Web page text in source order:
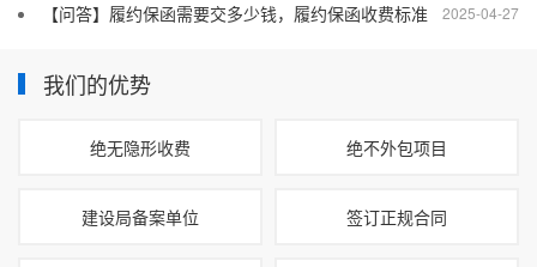
2025-04-27
【问答】履约保函需要交多少钱，履约保函收费标准
我们的优势
绝无隐形收费 绝不外包项目
建设局备案单位 签订正规合同